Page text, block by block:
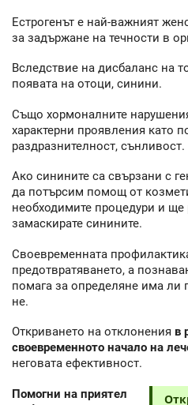
Естрогенът е най-важният
за задържане на течности в
Вследствие на дисбаланс на
появата на отоци, синини.
Също хормоналните
характерни проявления като
раздразнителност, сънливост.
Ако синините са свързани с
да потърсим помощ от
необходимите процедури и ще
замаскирате синините.
Своевременната
предотвратяването, а
помага за определяне има ли
не.
Откриването на отклонения в
своевременното начало на
неговата ефективност.
Помогни на приятел